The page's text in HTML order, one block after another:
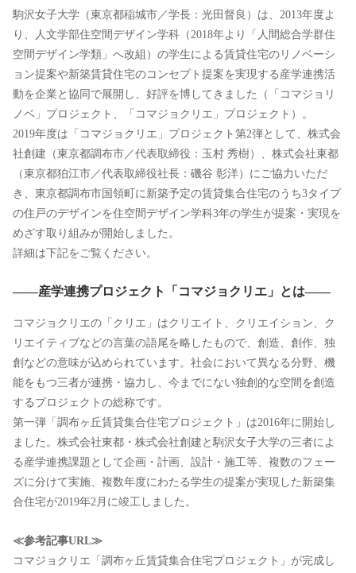
駒沢女子大学（東京都稲城市／学長：光田督良）は、2013年度よ
り、人文学部住空間デザイン学科（2018年より「人間総合学群住
空間デザイン学類」へ改組）の学生による賃貸住宅のリノベーシ
ョン提案や新築賃貸住宅のコンセプト提案を実現する産学連携活
動を企業と協同で展開し、好評を博してきました（「コマジョリ
ノベ」プロジェクト、「コマジョクリエ」プロジェクト）。
2019年度は「コマジョクリエ」プロジェクト第2弾として、株式会
社創建（東京都調布市／代表取締役：玉村 秀樹）、株式会社東都
（東京都狛江市／代表取締役社長：磯谷 彰洋）にご協力いただ
き、東京都調布市国領町に新築予定の賃貸集合住宅のうち3タイプ
の住戸のデザインを住空間デザイン学科3年の学生が提案・実現を
めざす取り組みが開始しました。
詳細は下記をご覧ください。
――産学連携プロジェクト「コマジョクリエ」とは――
コマジョクリエの「クリエ」はクリエイト、クリエイション、ク
リエイティブなどの言葉の語尾を略したもので、創造、創作、独
創などの意味が込められています。社会において異なる分野、機
能をもつ三者が連携・協力し、今までにない独創的な空間を創造
するプロジェクトの総称です。
第一弾「調布ヶ丘賃貸集合住宅プロジェクト」は2016年に開始し
ました。株式会社東都・株式会社創建と駒沢女子大学の三者によ
る産学連携課題として企画・計画、設計・施工等、複数のフェー
ズに分けて実施、複数年度にわたる学生の提案が実現した新築集
合住宅が2019年2月に竣工しました。
≪参考記事URL≫
コマジョクリエ「調布ヶ丘賃貸集合住宅プロジェクト」が完成し